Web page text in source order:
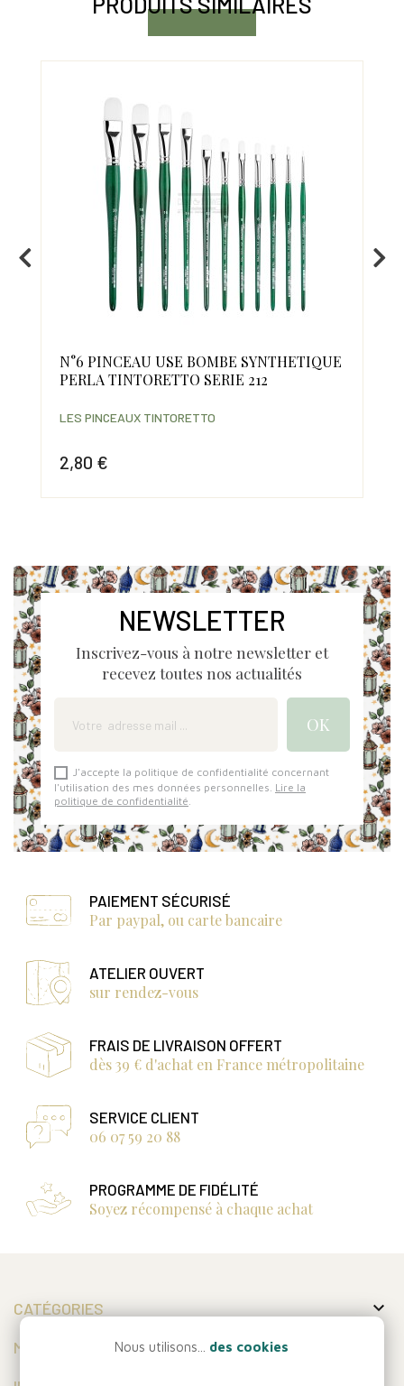
N°6 PINCEAU USE BOMBE SYNTHETIQUE
PERLA TINTORETTO SERIE 212
2,80 €
LES PINCEAUX TINTORETTO
NEWSLETTER
Inscrivez-vous à notre newsletter et
recevez toutes nos actualités
J'accepte la politique de confidentialité concernant
l'utilisation des mes données personnelles. Lire la
politique de confidentialité
PAIEMENT SÉCURISÉ
Par paypal, ou carte bancaire
ATELIER OUVERT
sur rendez-vous
FRAIS DE LIVRAISON OFFERT
dès 39 € d'achat en France métropolitaine
SERVICE CLIENT
06 07 59 20 88
PROGRAMME DE FIDÉLITÉ
Soyez récompensé à chaque achat
CATÉGORIES 
MON COMPTE Nous utilisons... des cookies